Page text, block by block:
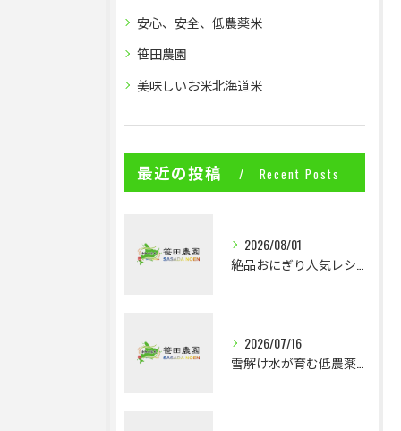
安心、安全、低農薬米
笹田農園
美味しいお米北海道米
最近の投稿 Recent Posts
2026/08/01
2026/07/16